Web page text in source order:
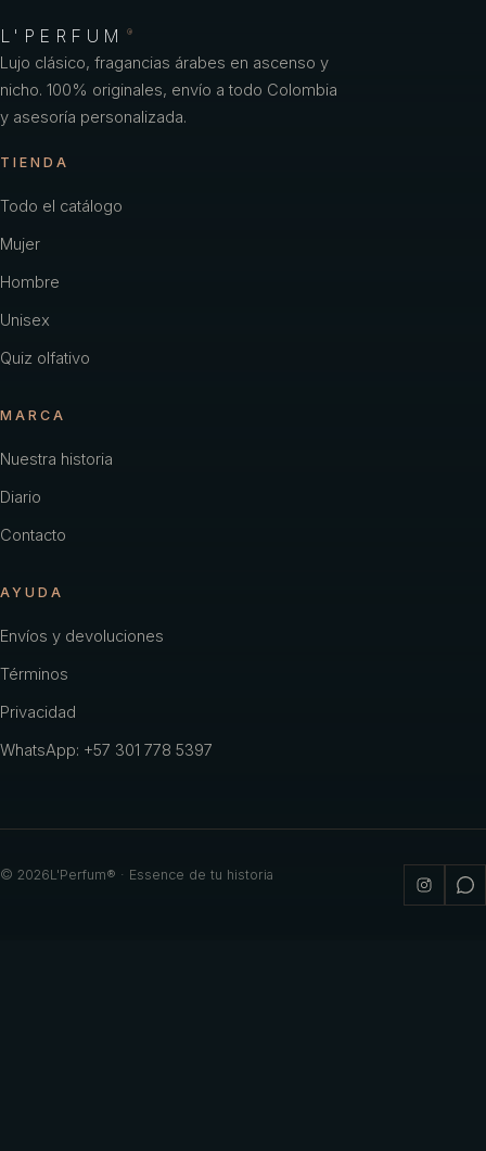
L'PERFUM ®
Lujo clásico, fragancias árabes en ascenso y
nicho. 100% originales, envío a todo Colombia
y asesoría personalizada.
TIENDA
Todo el catálogo
Mujer
Hombre
Unisex
Quiz olfativo
MARCA
Nuestra historia
Diario
Contacto
AYUDA
Envíos y devoluciones
Términos
Privacidad
WhatsApp: +57 301 778 5397
© 2026L'Perfum® · Essence de tu historia